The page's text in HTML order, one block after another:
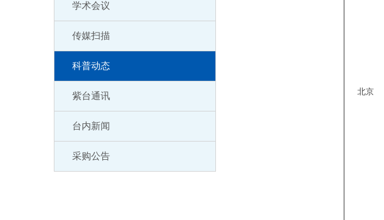
学术会议
传媒扫描
科普动态
紫台通讯
台内新闻
采购公告
北京